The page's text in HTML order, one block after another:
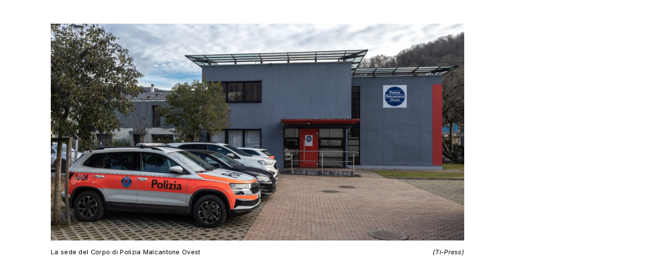
La sede del Corpo di Polizia Malcantone Ovest (Ti-Press)